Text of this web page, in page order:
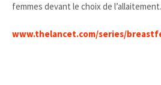
femmes devant le choix de l’allaitement.
www.thelancet.com/series/